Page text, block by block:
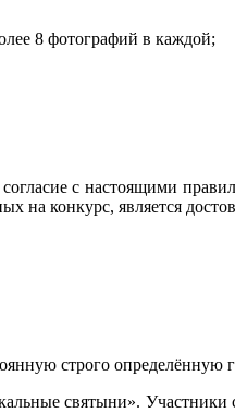
8 фотографий в каждой;
с настоящими
на конкурс, является
строго определённую
святыни».